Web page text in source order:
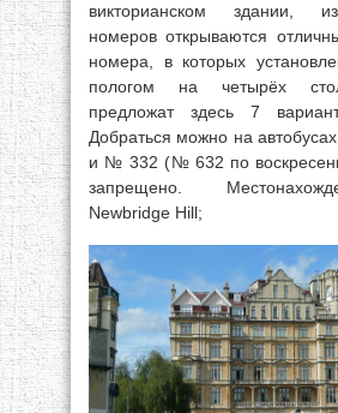
викторианском здании,
номеров открываются
номера, в которых
пологом на четырёх
предложат здесь 7
Добраться можно на
и № 332 (№ 632 по
запрещено.
Newbridge Hill;